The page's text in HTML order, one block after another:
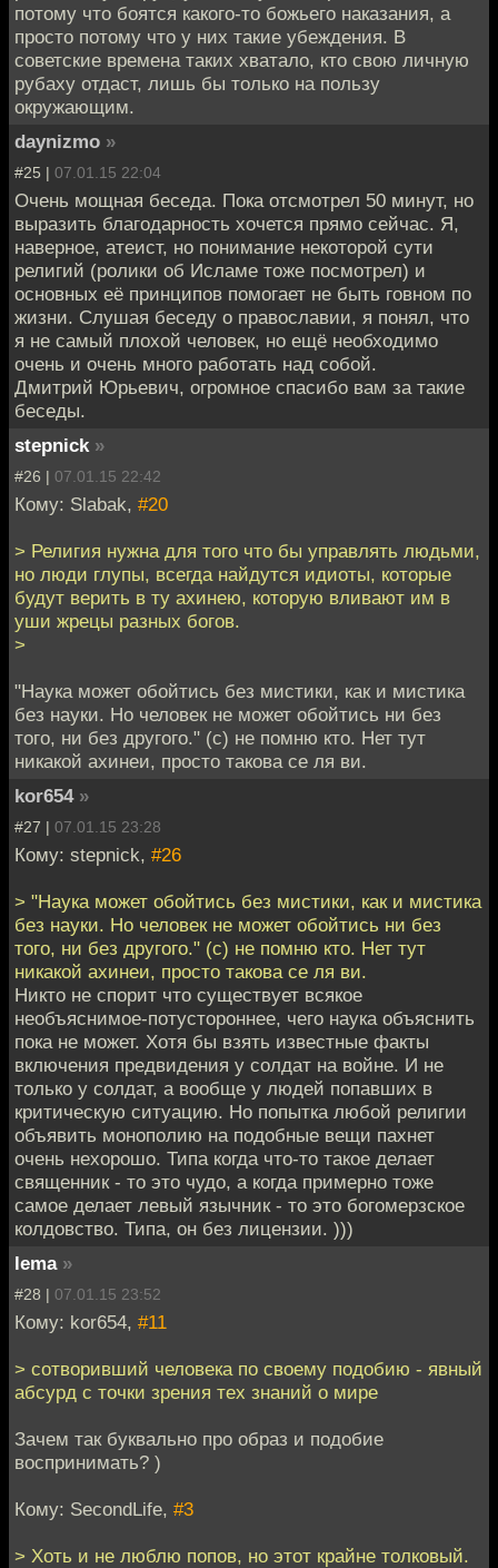
потому что боятся какого-то божьего наказания, а
просто потому что у них такие убеждения. В
советские времена таких хватало, кто свою личную
рубаху отдаст, лишь бы только на пользу
окружающим.
daynizmo »
#25 | 07.01.15 22:04
Очень мощная беседа. Пока отсмотрел 50 минут, но
выразить благодарность хочется прямо сейчас. Я,
наверное, атеист, но понимание некоторой сути
религий (ролики об Исламе тоже посмотрел) и
основных её принципов помогает не быть говном по
жизни. Слушая беседу о православии, я понял, что
я не самый плохой человек, но ещё необходимо
очень и очень много работать над собой.
Дмитрий Юрьевич, огромное спасибо вам за такие
беседы.
stepnick »
#26 | 07.01.15 22:42
Кому: Slabak, #20
> Религия нужна для того что бы управлять людьми,
но люди глупы, всегда найдутся идиоты, которые
будут верить в ту ахинею, которую вливают им в
уши жрецы разных богов.
>
"Наука может обойтись без мистики, как и мистика
без науки. Но человек не может обойтись ни без
того, ни без другого." (с) не помню кто. Нет тут
никакой ахинеи, просто такова се ля ви.
kor654 »
#27 | 07.01.15 23:28
Кому: stepnick, #26
> "Наука может обойтись без мистики, как и мистика
без науки. Но человек не может обойтись ни без
того, ни без другого." (с) не помню кто. Нет тут
никакой ахинеи, просто такова се ля ви.
Никто не спорит что существует всякое
необъяснимое-потустороннее, чего наука объяснить
пока не может. Хотя бы взять известные факты
включения предвидения у солдат на войне. И не
только у солдат, а вообще у людей попавших в
критическую ситуацию. Но попытка любой религии
объявить монополию на подобные вещи пахнет
очень нехорошо. Типа когда что-то такое делает
священник - то это чудо, а когда примерно тоже
самое делает левый язычник - то это богомерзское
колдовство. Типа, он без лицензии. )))
lema »
#28 | 07.01.15 23:52
Кому: kor654, #11
> сотворивший человека по своему подобию - явный
абсурд с точки зрения тех знаний о мире
Зачем так буквально про образ и подобие
воспринимать? )
Кому: SecondLife, #3
> Хоть и не люблю попов, но этот крайне толковый.